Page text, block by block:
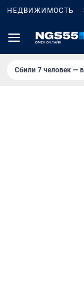
НЕДВИЖИМОСТЬ
Сбили 7 человек —